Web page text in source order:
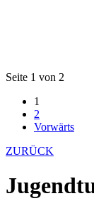
Seite 1 von 2
1
2
Vorwärts
ZURÜCK